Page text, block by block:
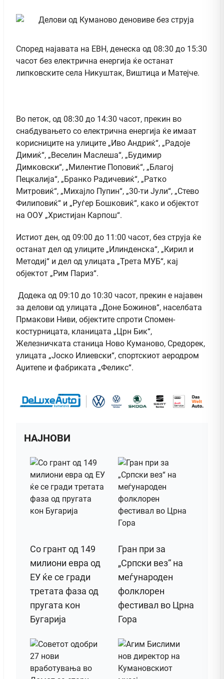
Според најавата на ЕВН, денеска од 08:30 до 15:30
часот без електрична енергија ќе останат
липковските села Никуштак, Виштица и Матејче.
Во петок, од 08:30 до 14:30 часот, прекин во
снабдувањето со електрична енергија ќе имаат
корисниците на улиците „Иво Андриќ“, „Радоје
Димиќ“, „Веселин Маслеша“, „Будимир
Димковски“, „Милентие Поповиќ“, „Благој
Пецкалија“, „Бранко Радичевиќ“, „Ратко
Митровиќ“, „Михајло Пупин“, „30-ти Јули“, „Стево
Филиповиќ“ и „Руѓер Бошковиќ“, како и објектот
на ООУ „Христијан Карпош“.
Истиот ден, од 09:00 до 11:00 часот, без струја ќе
останат дел од улиците „Илинденска“, „Кирил и
Методиј“ и дел од улицата „Трета МУБ“, кај
објектот „Рим Париз“.
Додека од 09:10 до 10:30 часот, прекин е најавен
за делови од улицата „Доне Божинов“, населбата
Прмакови Ниви, објектите спроти Спомен-
костурницата, кланицата „Црн Бик“,
Железничката станица Ново Куманово, Средорек,
улицата „Јоско Илиевски“, спортскиот аеродром
Аџитепе и фабриката „Феликс“.
НАЈНОВИ
Со грант од 149
милиони евра од
ЕУ ќе се гради
третата фаза од
пругата кон
Бугарија
Гран при за
„Српски вез“ на
меѓународен
фолклорен
фестивал во Црна
Гора